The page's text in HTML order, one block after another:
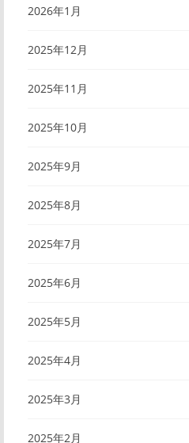
2026年1月
2025年12月
2025年11月
2025年10月
2025年9月
2025年8月
2025年7月
2025年6月
2025年5月
2025年4月
2025年3月
2025年2月